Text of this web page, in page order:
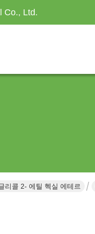
Co., Ltd.
리콜 2- 에틸 헥실 에테르